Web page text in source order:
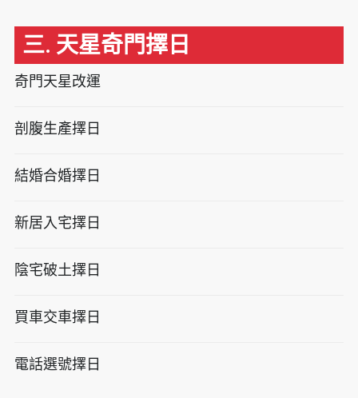
三. 天星奇門擇日
奇門天星改運
剖腹生產擇日
結婚合婚擇日
新居入宅擇日
陰宅破土擇日
買車交車擇日
電話選號擇日